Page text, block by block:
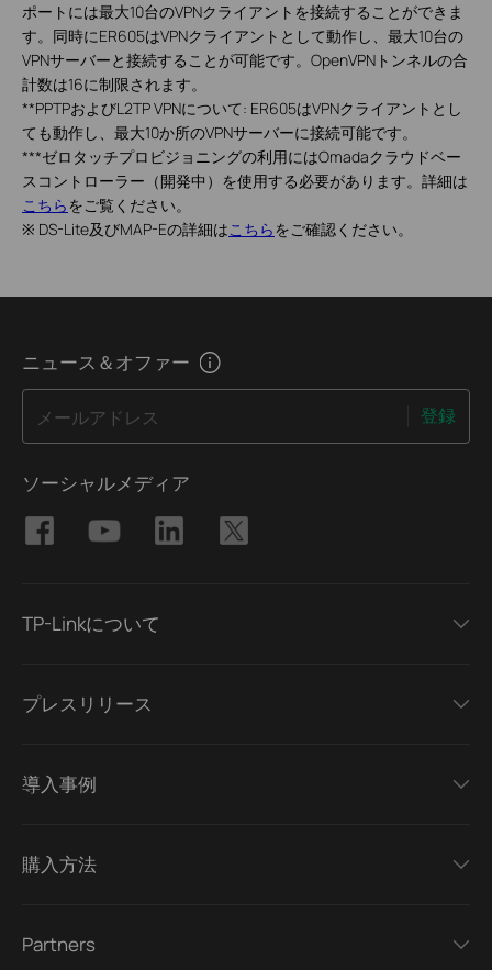
ポートには最大10台のVPNクライアントを接続することができま
す。同時にER605はVPNクライアントとして動作し、最大10台の
VPNサーバーと接続することが可能です。OpenVPNトンネルの合
計数は16に制限されます。
**PPTPおよびL2TP VPNについて: ER605はVPNクライアントとし
ても動作し、最大10か所のVPNサーバーに接続可能です。
***ゼロタッチプロビジョニングの利用にはOmadaクラウドベー
スコントローラー（開発中）を使用する必要があります。詳細は
こちらをご覧ください。
※ DS-Lite及びMAP-Eの詳細はこちらをご確認ください。
ニュース＆オファー
メールアドレス 登録
ソーシャルメディア
TP-Linkについて
プレスリリース
導入事例
購入方法
Partners